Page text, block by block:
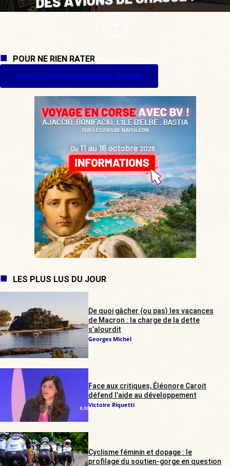
POUR NE RIEN RATER
Je m'inscris à La Quotidienne (gratuit)
LES PLUS LUS DU JOUR
De quoi gâcher (ou pas) les vacances
de Macron : la charge de la dette
s’alourdit
Georges Michel
Face aux critiques, Éléonore Caroit
défend l’aide au développement
Victoire Riquetti
Cyclisme féminin et dopage : le
profilage du soutien-gorge en question